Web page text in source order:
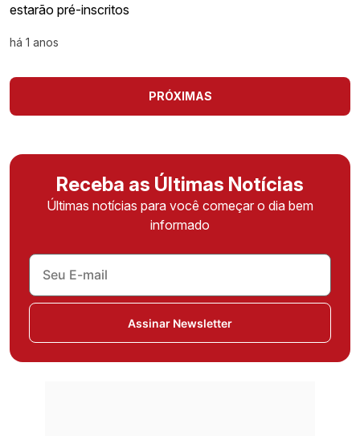
estarão pré-inscritos
há 1 anos
PRÓXIMAS
Receba as Últimas Notícias
Últimas notícias para você começar o dia bem
informado
Assinar Newsletter